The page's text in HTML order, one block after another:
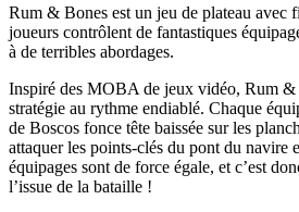
Rum & Bones est un jeu de plateau avec
joueurs contrôlent de fantastiques
à de terribles abordages.
Inspiré des MOBA de jeux vidéo, Rum &
stratégie au rythme endiablé. Chaque
de Boscos fonce tête baissée sur les
attaquer les points-clés du pont du navire
équipages sont de force égale, et c’est
l’issue de la bataille !